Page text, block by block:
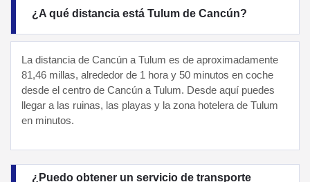
¿A qué distancia está Tulum de Cancún?
La distancia de Cancún a Tulum es de aproximadamente
81,46 millas, alrededor de 1 hora y 50 minutos en coche
desde el centro de Cancún a Tulum. Desde aquí puedes
llegar a las ruinas, las playas y la zona hotelera de Tulum
en minutos.
¿Puedo obtener un servicio de transporte